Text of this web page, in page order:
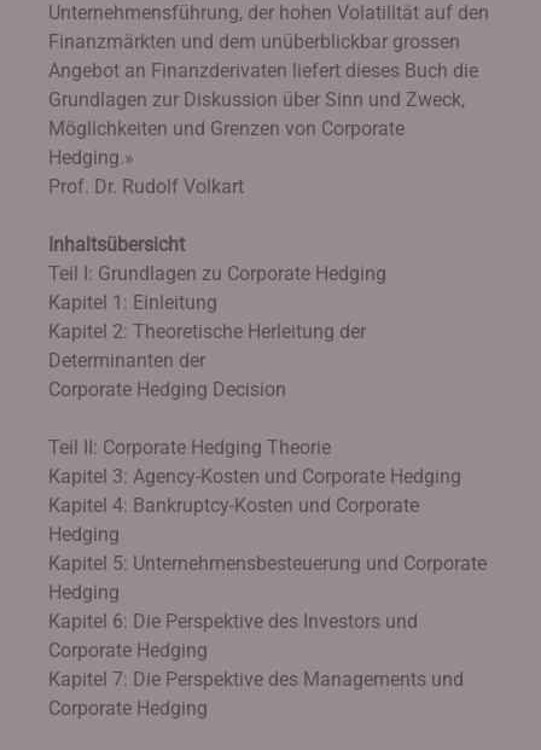
Unternehmensführung, der hohen Volatilität auf den
Finanzmärkten und dem unüberblickbar grossen
Angebot an Finanzderivaten liefert dieses Buch die
Grundlagen zur Diskussion über Sinn und Zweck,
Möglichkeiten und Grenzen von Corporate
Hedging.»
Prof. Dr. Rudolf Volkart
Inhaltsübersicht
Teil I: Grundlagen zu Corporate Hedging
Kapitel 1: Einleitung
Kapitel 2: Theoretische Herleitung der
Determinanten der
Corporate Hedging Decision
Teil II: Corporate Hedging Theorie
Kapitel 3: Agency-Kosten und Corporate Hedging
Kapitel 4: Bankruptcy-Kosten und Corporate
Hedging
Kapitel 5: Unternehmensbesteuerung und Corporate
Hedging
Kapitel 6: Die Perspektive des Investors und
Corporate Hedging
Kapitel 7: Die Perspektive des Managements und
Corporate Hedging